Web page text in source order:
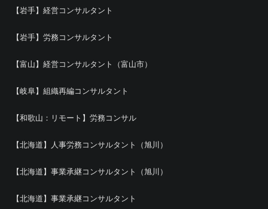
【岩手】経営コンサルタント
【岩手】労務コンサルタント
【富山】経営コンサルタント（富山市）
【岐阜】組織再編コンサルタント
【和歌山：リモート】労務コンサル
【北海道】人事労務コンサルタント（旭川）
【北海道】事業承継コンサルタント（旭川）
【北海道】事業承継コンサルタント